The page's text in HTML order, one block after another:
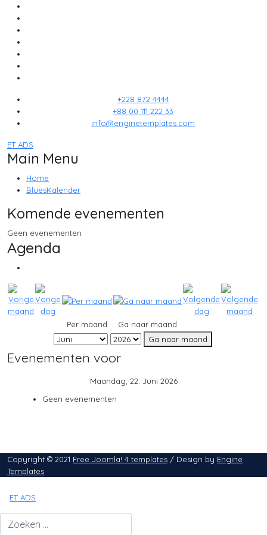
+228 872 4444
+88 00 111 222 33
info@enginetemplates.com
ET ADS
Main Menu
Home
BluesKalender
Komende evenementen
Geen evenementen
Agenda
Per maand
Ga naar maand
Ga naar maand
Evenementen voor
Maandag, 22. Juni 2026
Geen evenementen
Copyright © 2021 Free Joomla! 4 templates / Design by Engine
Templates
ET ADS
Zoeken